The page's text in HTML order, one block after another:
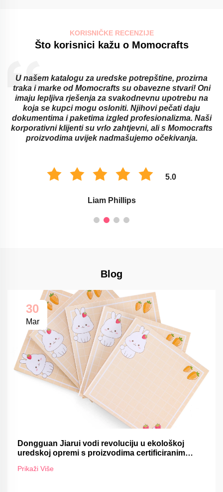
KORISNIČKE RECENZIJE
Što korisnici kažu o Momocrafts
U našem katalogu za uredske potrepštine, prozirna
traka i marke od Momocrafts su obavezne stvari! Oni
imaju lepljiva rješenja za svakodnevnu upotrebu na
koja se kupci mogu osloniti. Njihovi pečati daju
dokumentima i paketima izgled profesionalizma. Naši
korporativni klijenti su vrlo zahtjevni, ali s Momocrafts
proizvodima uvijek nadmašujemo očekivanja.
5.0
Liam Phillips
Blog
30
Mar
Dongguan Jiarui vodi revoluciju u ekološkoj
uredskoj opremi s proizvodima certificiranim
Prikaži Više